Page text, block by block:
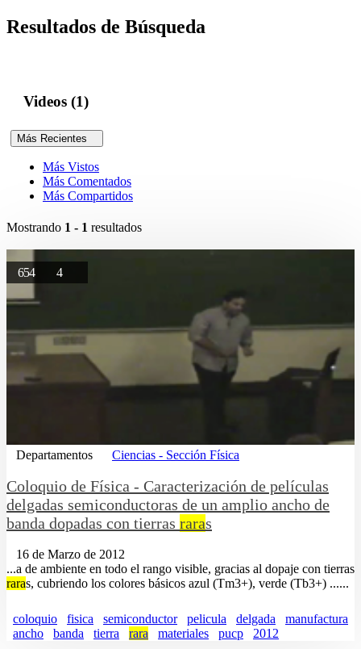
Resultados de Búsqueda
Videos (1)
Más Recientes
Más Vistos
Más Comentados
Más Compartidos
Mostrando 1 - 1 resultados
654 4
Departamentos Ciencias - Sección Física
Coloquio de Física - Caracterización de películas
delgadas semiconductoras de un amplio ancho de
banda dopadas con tierras raras
16 de Marzo de 2012
...a de ambiente en todo el rango visible, gracias al dopaje con tierras
raras, cubriendo los colores básicos azul (Tm3+), verde (Tb3+) ......
coloquio fisica semiconductor pelicula delgada
manufactura
ancho
banda tierra rara materiales pucp 2012